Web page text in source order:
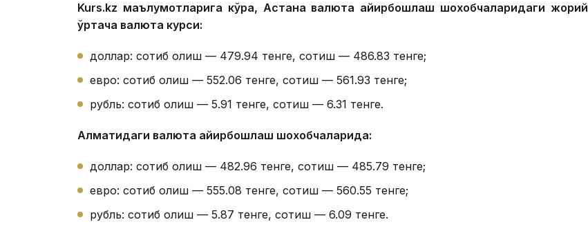
Kurs.kz маълумотларига кўра, Астана валюта айирбошлаш шохобчаларидаги жорий
ўртача валюта курси:
доллар: сотиб олиш — 479.94 тенге, сотиш — 486.83 тенге;
евро: сотиб олиш — 552.06 тенге, сотиш — 561.93 тенге;
рубль: сотиб олиш — 5.91 тенге, сотиш — 6.31 тенге.
Алматидаги валюта айирбошлаш шохобчаларида:
доллар: сотиб олиш — 482.96 тенге, сотиш — 485.79 тенге;
евро: сотиб олиш — 555.08 тенге, сотиш — 560.55 тенге;
рубль: сотиб олиш — 5.87 тенге, сотиш — 6.09 тенге.